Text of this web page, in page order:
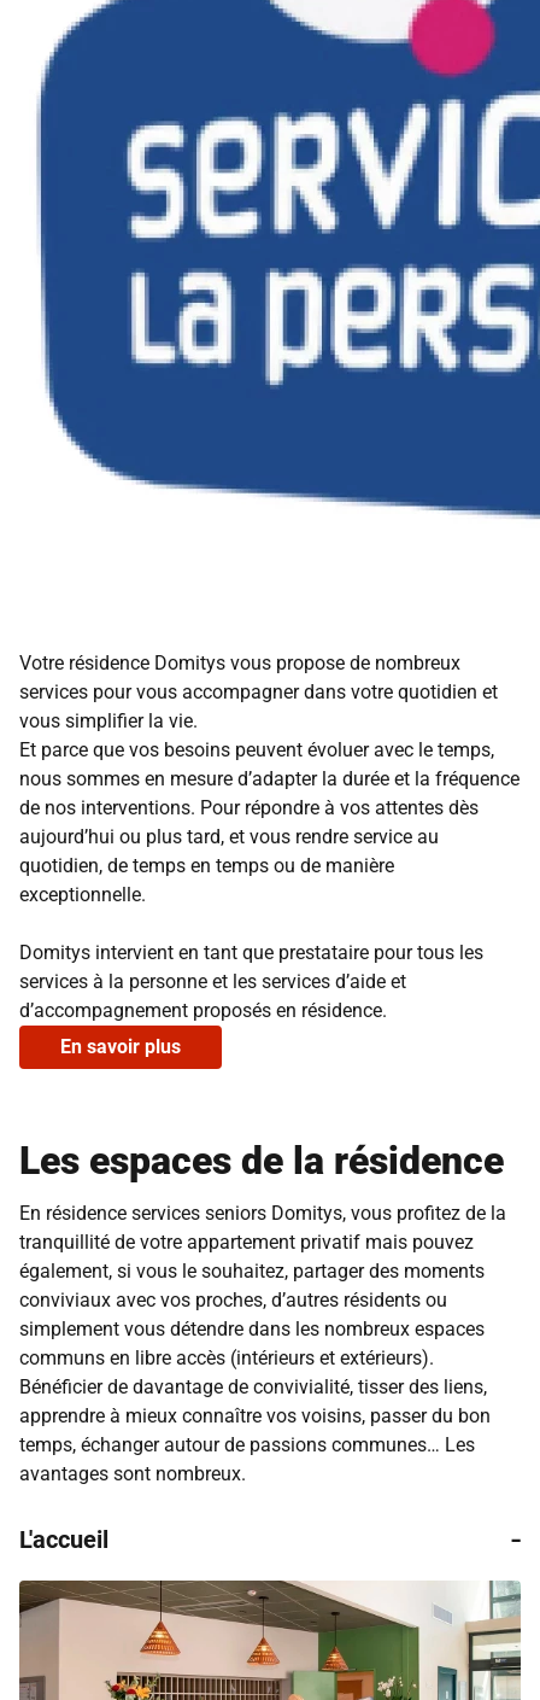
Votre résidence Domitys vous propose de nombreux
services pour vous accompagner dans votre quotidien et
vous simplifier la vie.
Et parce que vos besoins peuvent évoluer avec le temps,
nous sommes en mesure d’adapter la durée et la fréquence
de nos interventions. Pour répondre à vos attentes dès
aujourd’hui ou plus tard, et vous rendre service au
quotidien, de temps en temps ou de manière
exceptionnelle.
Domitys intervient en tant que prestataire pour tous les
services à la personne et les services d’aide et
d’accompagnement proposés en résidence.
En savoir plus
Les espaces de la résidence
En résidence services seniors Domitys, vous profitez de la
tranquillité de votre appartement privatif mais pouvez
également, si vous le souhaitez, partager des moments
conviviaux avec vos proches, d’autres résidents ou
simplement vous détendre dans les nombreux espaces
communs en libre accès (intérieurs et extérieurs).
Bénéficier de davantage de convivialité, tisser des liens,
apprendre à mieux connaître vos voisins, passer du bon
temps, échanger autour de passions communes… Les
avantages sont nombreux.
L'accueil -